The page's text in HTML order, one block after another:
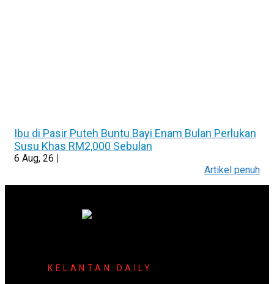
Ibu di Pasir Puteh Buntu Bayi Enam Bulan Perlukan
Susu Khas RM2,000 Sebulan
6 Aug, 26
Artikel penuh
KELANTAN DAILY